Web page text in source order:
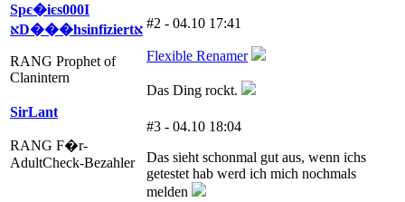
Spє�iєs000Ι
אּD���hsinfiziertאּ
RANG Prophet of
Clanintern
#2 - 04.10 17:41
Flexible Renamer
Das Ding rockt.
SirLant
RANG F�r-
AdultCheck-Bezahler
#3 - 04.10 18:04
Das sieht schonmal gut aus, wenn ichs
getestet hab werd ich mich nochmals
melden